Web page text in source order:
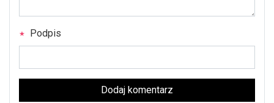
Podpis
Dodaj komentarz